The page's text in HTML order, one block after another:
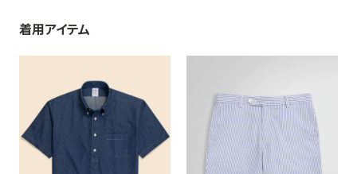
着用アイテム